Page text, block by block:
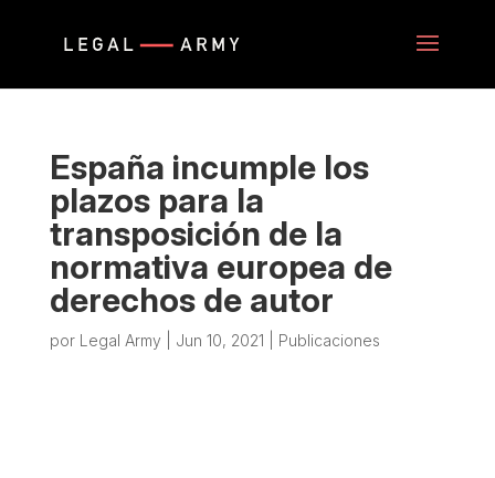
España incumple los
plazos para la
transposición de la
normativa europea de
derechos de autor
por Legal Army Jun 10, 2021 Publicaciones